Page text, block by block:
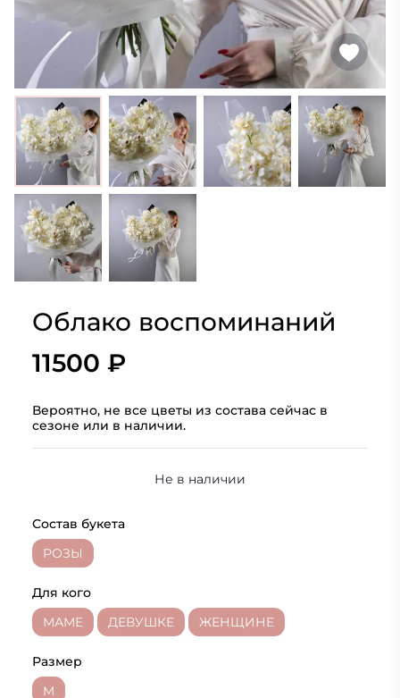
Облако воспоминаний
11500 ₽
Вероятно, не все цветы из состава сейчас в
сезоне или в наличии.
Не в наличии
Состав букета
РОЗЫ
Для кого
МАМЕ
ДЕВУШКЕ ЖЕНЩИНЕ
Размер
M